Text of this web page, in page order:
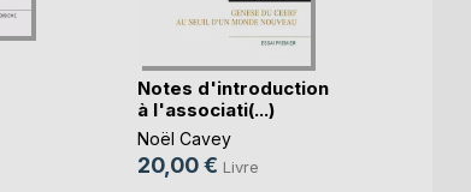
Notes d'introduction
à l'associati(...)
Noël Cavey
20,00 € Livre